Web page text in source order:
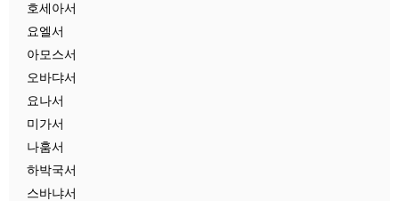
호세아서
요엘서
아모스서
오바댜서
요나서
미가서
나훔서
하박국서
스바냐서